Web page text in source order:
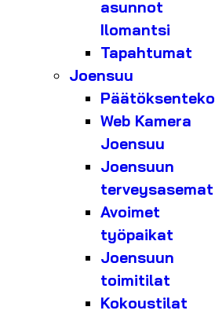
asunnot
Ilomantsi
Tapahtumat
Joensuu
Päätöksenteko
Web Kamera
Joensuu
Joensuun
terveysasemat
Avoimet
työpaikat
Joensuun
toimitilat
Kokoustilat